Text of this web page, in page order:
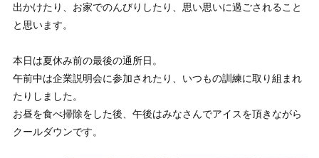
出かけたり、お家でのんびりしたり、思い思いに過ごされること
と思います。
本日は夏休み前の最後の通所日。
午前中は企業説明会に参加されたり、いつもの訓練に取り組まれ
たりしました。
お昼を食べ掃除をした後、午後はみなさんでアイスを頂きながら
クールダウンです。